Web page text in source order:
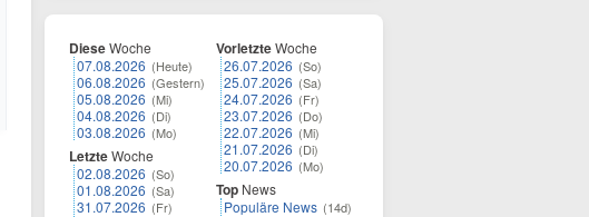
DieseWoche
07.08.2026 (Heute)
06.08.2026 (Gestern)
05.08.2026 (Mi)
04.08.2026 (Di)
03.08.2026 (Mo)
LetzteWoche
02.08.2026 (So)
01.08.2026 (Sa)
31.07.2026 (Fr)
VorletzteWoche
26.07.2026 (So)
25.07.2026 (Sa)
24.07.2026 (Fr)
23.07.2026 (Do)
22.07.2026 (Mi)
21.07.2026 (Di)
20.07.2026 (Mo)
Top News
Populäre News (14d)